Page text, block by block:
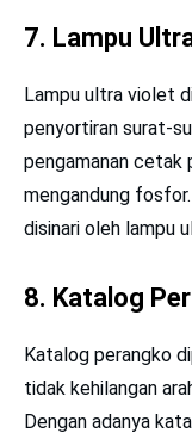
7. Lampu
Lampu ultra violet
penyortiran surat-
pengamanan cetak
mengandung
disinari oleh lampu
8. Katalog
Katalog perangko
tidak kehilangan
Dengan adanya